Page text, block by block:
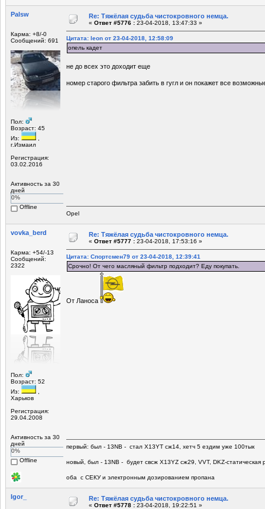
Palsw
Карма: +8/-0
Сообщений: 691
Пол:
Возраст: 45
Из:
г.Измаил
Регистрация:
03.02.2016
Активность за 30
дней
0%
Offline
Re: Тяжёлая судьба чистокровного немца.
« Ответ #5776 : 23-04-2018, 13:47:33 »
Цитата: leon от 23-04-2018, 12:58:09
опель кадет
не до всех это доходит еще
номер старого фильтра забить в гугл и он покажет все
Opel
vovka_berd
Карма: +54/-13
Сообщений:
2322
Пол:
Возраст: 52
Из:
Харьков
Регистрация:
29.04.2008
Активность за 30
дней
0%
Offline
Re: Тяжёлая судьба чистокровного немца.
« Ответ #5777 : 23-04-2018, 17:53:16 »
Цитата: Спортсмен79 от 23-04-2018, 12:39:41
Срочно! От чего масляный фильтр подходит? Еду покупать.
От Ланоса
первый: был - 13NB - стал Х13YT сж14, хетч 5 ездим уже 100тык
новый, был - 13NB - будет свсж Х13YZ сж29, VVT, DKZ-статическая
оба с СЕКУ и электронным дозированием пропана
Igor_ Re: Тяжёлая судьба чистокровного немца.
« Ответ #5778 : 23-04-2018, 19:22:51 »